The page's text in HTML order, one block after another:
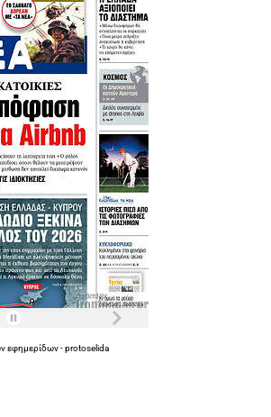
εφημερίδων-protoselida